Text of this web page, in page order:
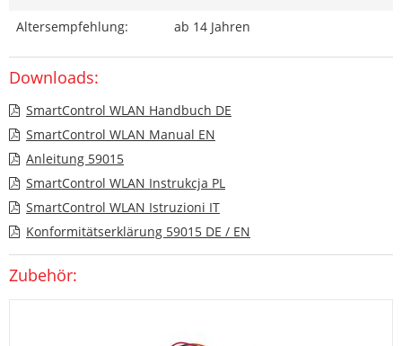
Altersempfehlung:
ab 14 Jahren
Downloads:
SmartControl WLAN Handbuch DE
SmartControl WLAN Manual EN
Anleitung 59015
SmartControl WLAN Instrukcja PL
SmartControl WLAN Istruzioni IT
Konformitätserklärung 59015 DE / EN
Zubehör: